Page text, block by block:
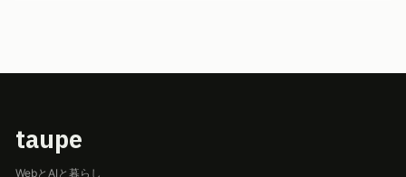
taupe
WebとAIと暮らし